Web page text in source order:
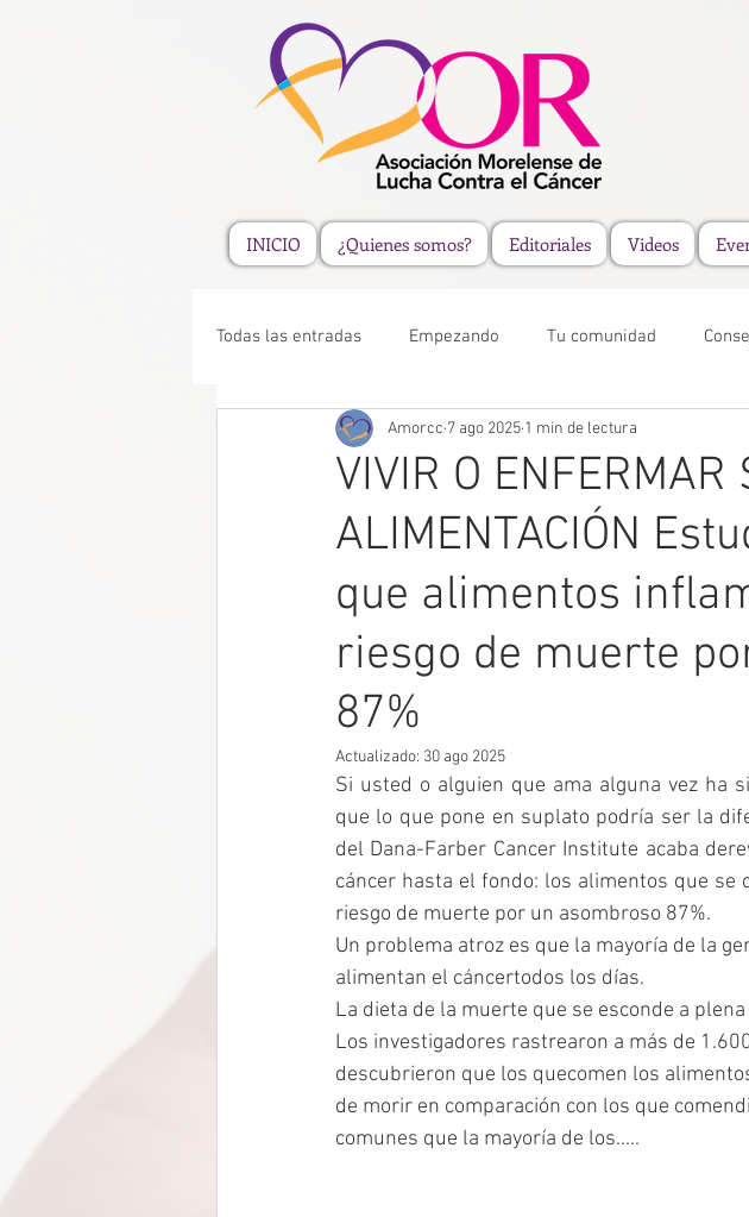
INICIO ¿Quienes somos? Editoriales Videos
Todas las entradas Empezando Tu comunidad
VIVIR O ENFERMAR
ALIMENTACIÓN
que alimentos
riesgo de muerte
87%
Amorcc 7 ago 2025 1 min de lectura
Actualizado: 30 ago 2025
Si usted o alguien que ama alguna vez ha
que lo que pone en suplato podría ser la
del Dana-Farber Cancer Institute acaba
cáncer hasta el fondo: los alimentos que
riesgo de muerte por un asombroso 87%.
Un problema atroz es que la mayoría de la
alimentan el cáncertodos los días.
La dieta de la muerte que se esconde a
Los investigadores rastrearon a más de
descubrieron que los quecomen los
de morir en comparación con los que
comunes que la mayoría de los.....